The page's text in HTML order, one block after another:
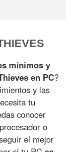
mínimos y
en PC?
y las
tu
conocer
o
el mejor